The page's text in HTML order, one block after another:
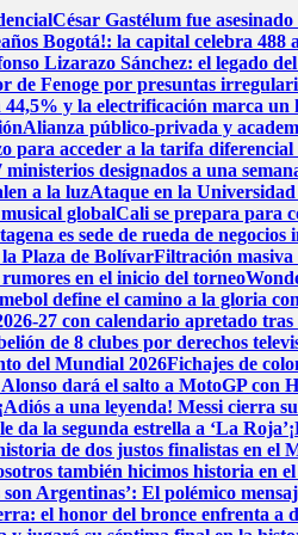
César Gastélum fue
Bogotá!: la capital celebra
Lizarazo Sánchez: el legado
de Fenoge por presuntas
y la electrificación marca
Alianza público-privada y
para acceder a la tarifa
designados a una
a la luzAtaque en la
globalCali se prepara para
es sede de rueda de
Plaza de BolívarFiltración masiva
en el inicio del torneo
define el camino a la gloria
27 con calendario apretado
de 8 clubes por derechos
del Mundial 2026Fichajes de
dará el salto a MotoGP con
¡Adiós a una leyenda! Messi cierra
da la segunda estrella a ‘La Roja’
de dos justos finalistas en el
también hicimos historia en
Argentinas’: El polémico
el honor del bronce enfrenta a